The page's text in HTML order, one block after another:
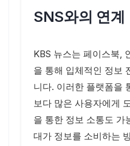
SNS와의 연계
KBS 뉴스는 페이스북,
을 통해 입체적인 정보
니다. 이러한 플랫폼을
보다 많은 사용자에게
을 통한 정보 소통도 가
대가 정보를 소비하는